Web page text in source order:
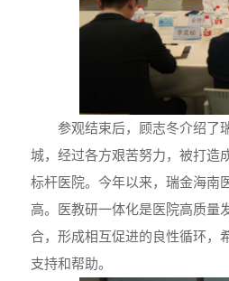
参观结束后，顾志冬介绍了
城，经过各方艰苦努力，被打造
标杆医院。今年以来，瑞金海南
高。医教研一体化是医院高质量
合，形成相互促进的良性循环，
支持和帮助。